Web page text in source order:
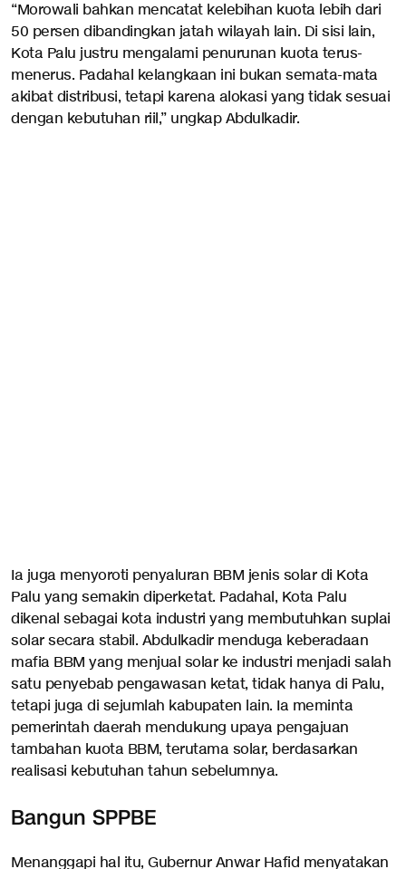
“Morowali bahkan mencatat kelebihan kuota lebih dari
50 persen dibandingkan jatah wilayah lain. Di sisi lain,
Kota Palu justru mengalami penurunan kuota terus-
menerus. Padahal kelangkaan ini bukan semata-mata
akibat distribusi, tetapi karena alokasi yang tidak sesuai
dengan kebutuhan riil,” ungkap Abdulkadir.
Ia juga menyoroti penyaluran BBM jenis solar di Kota
Palu yang semakin diperketat. Padahal, Kota Palu
dikenal sebagai kota industri yang membutuhkan suplai
solar secara stabil. Abdulkadir menduga keberadaan
mafia BBM yang menjual solar ke industri menjadi salah
satu penyebab pengawasan ketat, tidak hanya di Palu,
tetapi juga di sejumlah kabupaten lain. Ia meminta
pemerintah daerah mendukung upaya pengajuan
tambahan kuota BBM, terutama solar, berdasarkan
realisasi kebutuhan tahun sebelumnya.
Bangun SPPBE
Menanggapi hal itu, Gubernur Anwar Hafid menyatakan